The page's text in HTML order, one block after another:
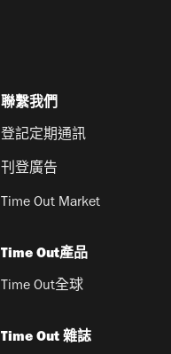
聯繫我們
登記定期通訊
刊登廣告
Time Out Market
Time Out產品
Time Out全球
Time Out 雜誌